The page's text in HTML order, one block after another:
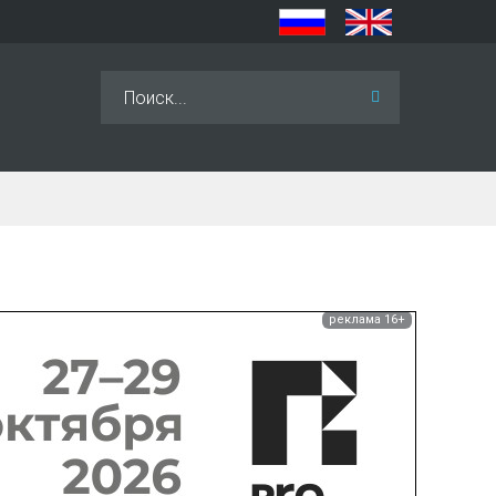
реклама 16+